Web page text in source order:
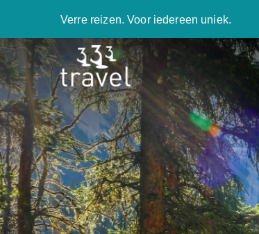
Verre reizen. Voor iedereen uniek.